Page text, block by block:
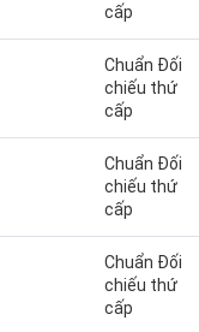
cấp
Chuẩn Đối
chiếu thứ
cấp
Chuẩn Đối
chiếu thứ
cấp
Chuẩn Đối
chiếu thứ
cấp